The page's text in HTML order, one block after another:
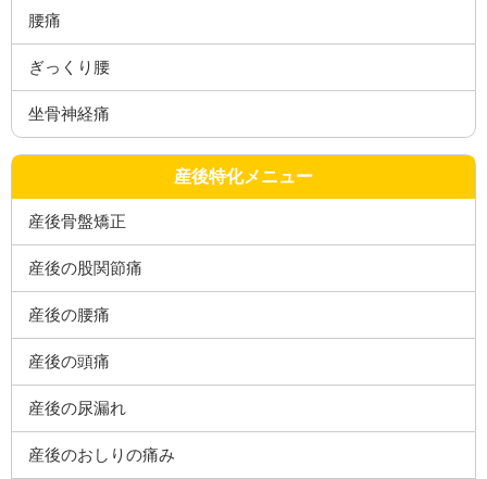
腰痛
ぎっくり腰
坐骨神経痛
産後特化メニュー
産後骨盤矯正
産後の股関節痛
産後の腰痛
産後の頭痛
産後の尿漏れ
産後のおしりの痛み